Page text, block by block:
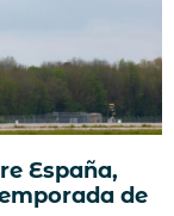
España,
de